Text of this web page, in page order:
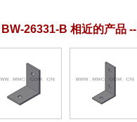
26331-B 相近的产品 --